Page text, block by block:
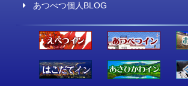
あつべつ個人BLOG